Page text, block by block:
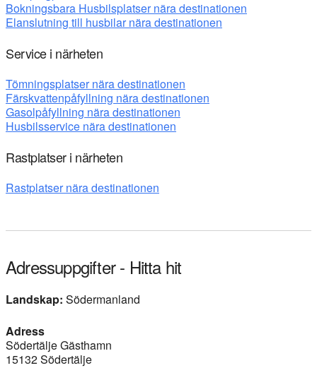
Bokningsbara Husbilsplatser nära destinationen
Elanslutning till husbilar nära destinationen
Service i närheten
Tömningsplatser nära destinationen
Färskvattenpåfyllning nära destinationen
Gasolpåfyllning nära destinationen
Husbilsservice nära destinationen
Rastplatser i närheten
Rastplatser nära destinationen
Adressuppgifter - Hitta hit
Landskap: Södermanland
Adress
Södertälje Gästhamn
15132 Södertälje